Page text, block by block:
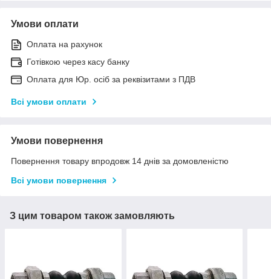
Умови оплати
Оплата на рахунок
Готівкою через касу банку
Оплата для Юр. осіб за реквізитами з ПДВ
Всі умови оплати
Умови повернення
Повернення товару впродовж 14 днів за домовленістю
Всі умови повернення
З цим товаром також замовляють